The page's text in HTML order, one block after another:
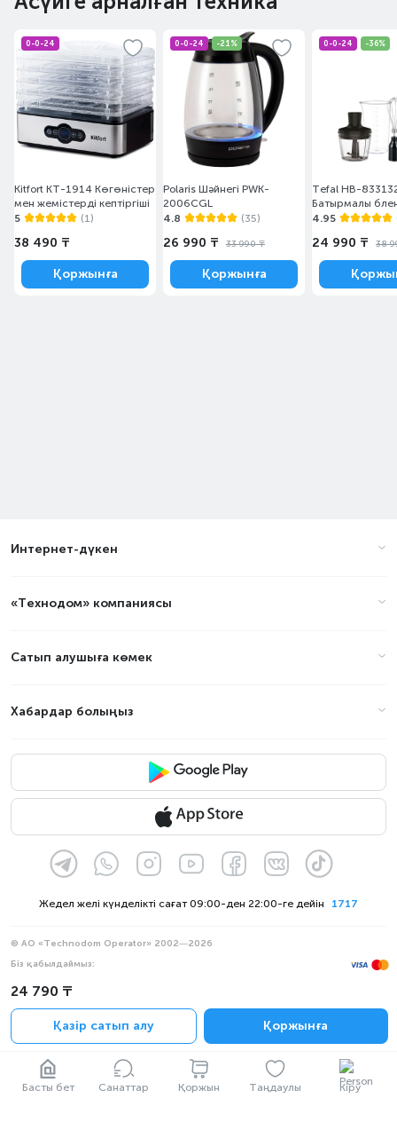
Басты бет Санаттар Қоржын Таңдаулы Кіру
0-0-24
Kitfort KT-1914 Көгөністер
мен жемістерді кептіргіші
5
(1)
38 490 ₸
Қоржынға
0-0-24 -21%
Polaris Шәйнегі PWK-
2006CGL
4.8
(35)
26 990 ₸ 33 990 ₸
Қоржынға
0-0-24 -36%
Tefal HB-
Батырмалы
4.95
24 990 ₸ 38
24 790 ₸
Қазір сатып алу Қоржынға
Интернет-дүкен
«Технодом» компаниясы
Сатып алушыға көмек
Хабардар болыңыз
1717
Жедел желі күнделікті сағат 09:00-ден 22:00-ге дейін
© АО «Technodom Operator» 2002—2026
Біз қабылдаймыз:
Ресми хабарлама